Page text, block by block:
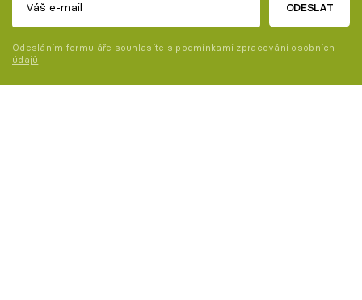
ODESLAT
Odesláním formuláře souhlasíte s podmínkami zpracování osobních
údajů